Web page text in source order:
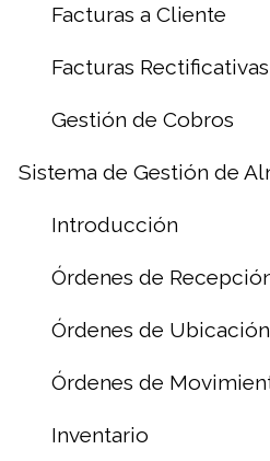
Facturas a Cliente
Facturas
Gestión de Cobros
Sistema de Gestión de
Introducción
Órdenes de
Órdenes de Ubicación
Órdenes de
Inventario